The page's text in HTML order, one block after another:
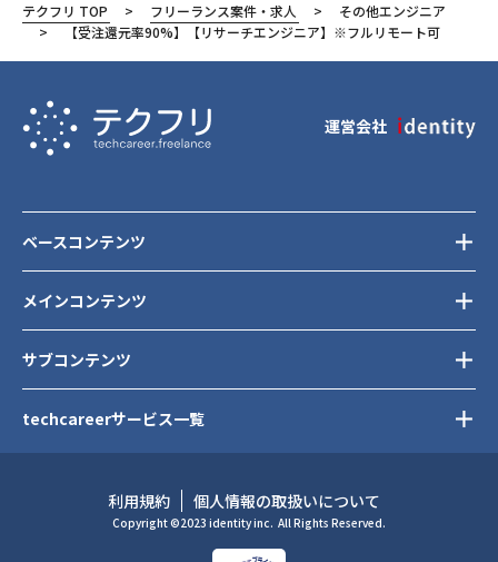
テクフリ TOP フリーランス案件・求人
その他エンジニア
【受注還元率90%】【リサーチエンジニア】※フルリモート可
運営会社
メインコンテンツ
サブコンテンツ
ベースコンテンツ
techcareerサービス一覧
利用規約 個人情報の取扱いについて
Copyright ©2023 identity inc. All Rights Reserved.